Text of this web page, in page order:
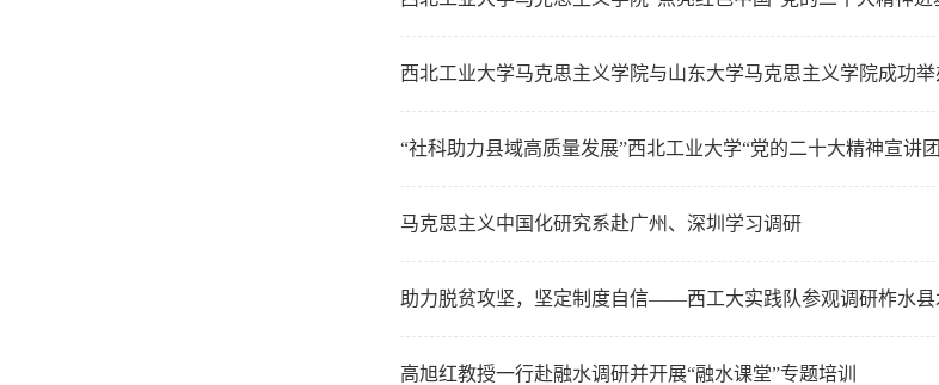
西北工业大学马克思主义学院与山东大学马克思主义学院成功
“社科助力县域高质量发展”西北工业大学“党的二十大精神宣讲
马克思主义中国化研究系赴广州、深圳学习调研
助力脱贫攻坚，坚定制度自信——西工大实践队参观调研柞水县
高旭红教授一行赴融水调研并开展“融水课堂”专题培训